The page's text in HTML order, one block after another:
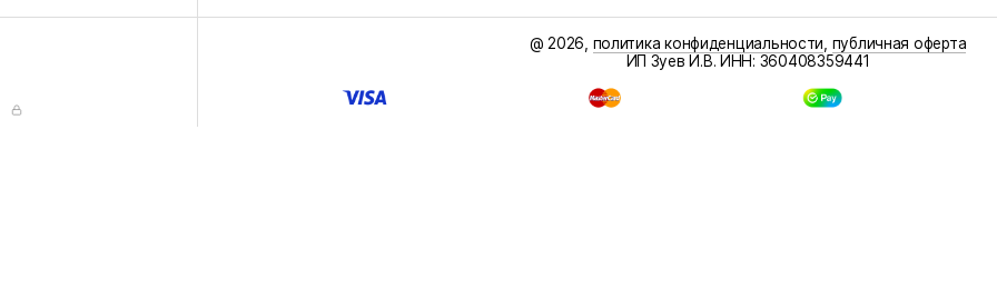
@ 2026, политика конфиденциальности публичная оферта
ИП Зуев И.В. ИНН: 360408359441